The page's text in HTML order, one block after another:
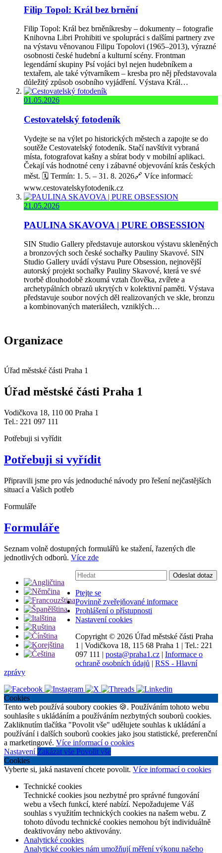
Filip Topol: Král bez brnění
Filip Topol: Král bez brněníkresby – dokumenty – fotografie
Knihovna Libri Prohibiti ve spolupráci s dalšími partnery zve
na výstavu věnovanou Filipu Topolovi (1965–2013), výrazné
osobnosti české hudební a kulturní scény. Frontman
legendární skupiny Psí vojáci byl nejen hudebníkem a
textařem, ale také výtvarníkem – kresba pro něj představovala
důležitý způsob osobního vyjádření. Výstava Král…
01.05.2026
Cestovatelský fotodeník
Vydejte se na výlet po historických městech a zapojte se do
soutěže Cestovatelský fotodeník. Stačí navštívit vybraná
místa, fotografovat kašny a sbírat body v mobilní aplikaci.
Čekají vás hodnotné ceny i zábavné objevování krás českých
měst. 🗓️ Termín: 1. 5. – 31. 8. 2026🔗 Více informací:
www.cestovatelskyfotodenik.cz
21.05.2026
PAULINA SKAVOVA | PURE OBSESSION
SIN Studio Gallery představuje autorskou výstavu skleněných
a bronzových soch české sochařky Pauliny Skavové. SIN
Studio Gallery uvádí výstavu Pure Obsession, nejnovější
autorský projekt sochařky Pauliny Skavové, která ve své
tvorbě dlouhodobě zkoumá vztah člověka, zvířete a
archetypálních obrazů ukrytých v kolektivní paměti. Výstava
představuje soubor nových děl realizovaných ve skle, bronzu
a kombinovaných materiálech, vzniklých…
Organizace
Úřad městské části Praha 1
Úřad městské části Praha 1
Vodičkova 18, 110 00 Praha 1
Tel.: 221 097 111
Potřebuji si vyřídit
Potřebuji si vyřídit
Připravili jsme pro vás jednoduché návody pro řešení nejčastějších
situací a Vašich potřeb
Formuláře
Formuláře
Seznam volně dostupných formulářů ke stažení, řazených dle
jednotlivých odborů. Více zde
Vyhledávání:
Odeslat dotaz
Ptejte se
Povinně zveřejňované informace
Prohlášení o přístupnosti
Nastavení cookies
Copyright © 2026 Úřad městské části Praha
1 | Vodičkova 18, 115 68 Praha 1 | Tel.: 221
097 111 | posta@praha1.cz | Informace o
ochraně osobních údajů | RSS - Hlavní
zprávy
Cookies
Tento web používá soubory cookies 🍪. Používáním tohoto webu
souhlasíte s ukládáním a používáním nezbytných souborů cookies.
Zakliknutím tlačítka "Povolit vše" udělujete souhlas k ukládání a
používání i dalších souborů cookies jako jsou statistické, preferenční
a marketingové. Více informací o cookies
Nastavení Zakázat vše Povolit vše
Cookies
Vyberte si, jaká nastavení chcete povolit. Více informací o cookies
Technické cookies
Technické cookies jsou nezbytné pro správné fungování
webu a všech funkcí, které nabízí. Nepožadujeme Váš
souhlas s využitím technických cookies na našem webu. Z
tohoto důvodu technické cookies nemohou být individuálně
deaktivovány nebo aktivovány.
Analytické cookies
Analytické cookies nám umožňují měření výkonu našeho